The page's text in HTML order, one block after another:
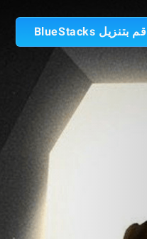
قم بتنزيل BlueStacks